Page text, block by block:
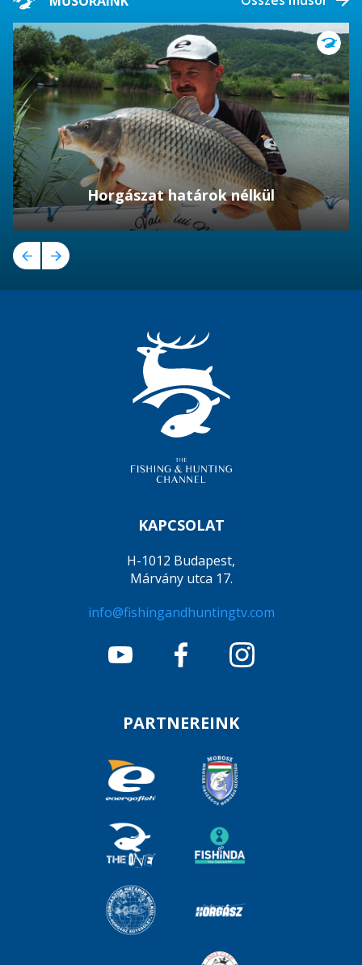
Horgászat határok nélkül
KAPCSOLAT
H-1012 Budapest,
Márvány utca 17.
info@fishingandhuntingtv.com
PARTNEREINK